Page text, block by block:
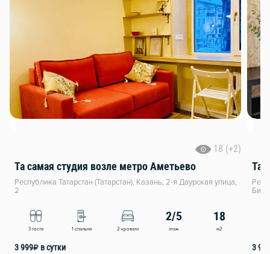
18 (+2)
Та самая студия возле метро Аметьево
Республика Татарстан (Татарстан), Казань, 2-я Даурская улица,
2
3 гостя 1 спальня 2 кровати
2/5
этаж
18
м2
3 999₽ в сутки
Та
3 999